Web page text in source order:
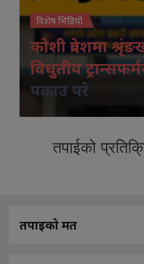
विशेष भिडियो
कोशी प्रदेशमा
विधुतीय
पक्राउ परे
तपाईको
तपाइको मत